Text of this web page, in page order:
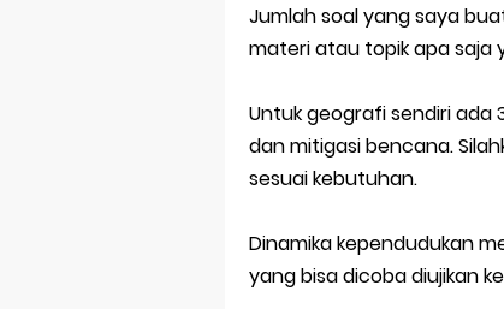
Jumlah soal yang saya
materi atau topik apa saja
Untuk geografi sendiri ada
dan mitigasi bencana.
sesuai kebutuhan.
Dinamika kependudukan
yang bisa dicoba diujikan